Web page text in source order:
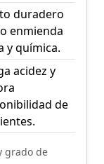
duradero
enmienda
y química.
acidez y
de
grado de